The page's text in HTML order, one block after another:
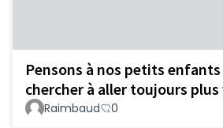
Pensons à nos petits
chercher à aller toujours
Raimbaud 0